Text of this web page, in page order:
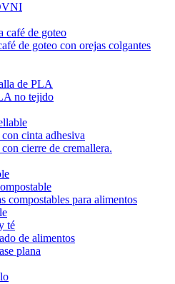
café de goteo
de goteo con orejas colgantes
de PLA
no tejido
cinta adhesiva
cierre de cremallera.
compostables para alimentos
té
de alimentos
plana